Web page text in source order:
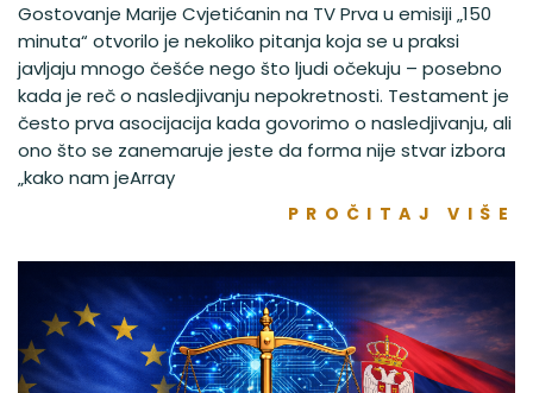
Gostovanje Marije Cvjetićanin na TV Prva u emisiji „150
minuta“ otvorilo je nekoliko pitanja koja se u praksi
javljaju mnogo češće nego što ljudi očekuju – posebno
kada je reč o nasledjivanju nepokretnosti. Testament je
često prva asocijacija kada govorimo o nasledjivanju, ali
ono što se zanemaruje jeste da forma nije stvar izbora
„kako nam jeArray
PROČITAJ VIŠE